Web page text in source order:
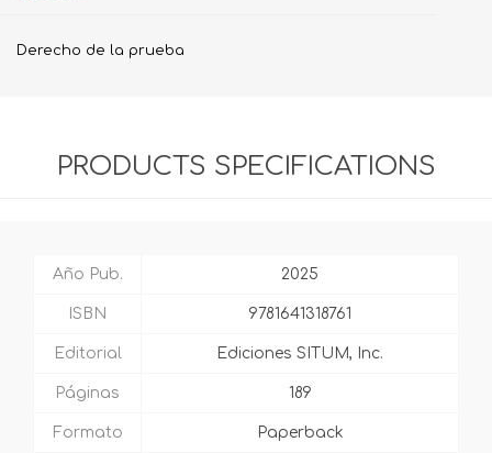
Derecho de la prueba
PRODUCTS SPECIFICATIONS
Año Pub. 2025
ISBN 9781641318761
Editorial Ediciones SITUM, Inc.
Páginas 189
Formato Paperback